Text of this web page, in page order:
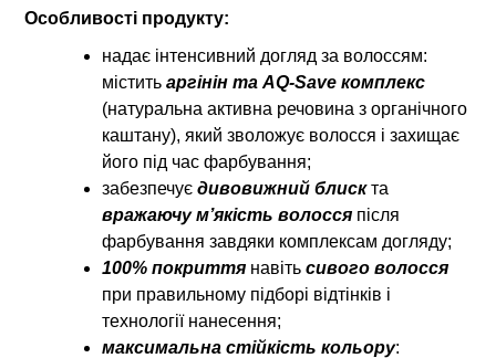
Особливості продукту:
надає інтенсивний догляд за волоссям:
міститьаргінін та AQ-Save комплекс
(натуральна активна речовина з органічного
каштану), який зволожує волосся і захищає
його під час фарбування;
забезпечуєдивовижний блискта
вражаючу м’якість волосся після
фарбування завдяки комплексам догляду;
100% покриття навітьсивого волосся
при правильному підборі відтінків і
технології нанесення;
максимальна стійкість кольору: